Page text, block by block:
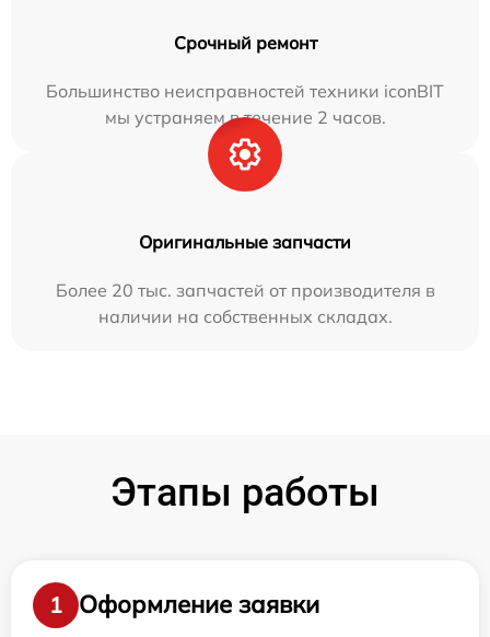
Срочный ремонт
Большинство неисправностей техники iconBIT
мы устраняем в течение 2 часов.
Оригинальные запчасти
Более 20 тыс. запчастей от производителя в
наличии на собственных складах.
Этапы работы
1
Оформление заявки